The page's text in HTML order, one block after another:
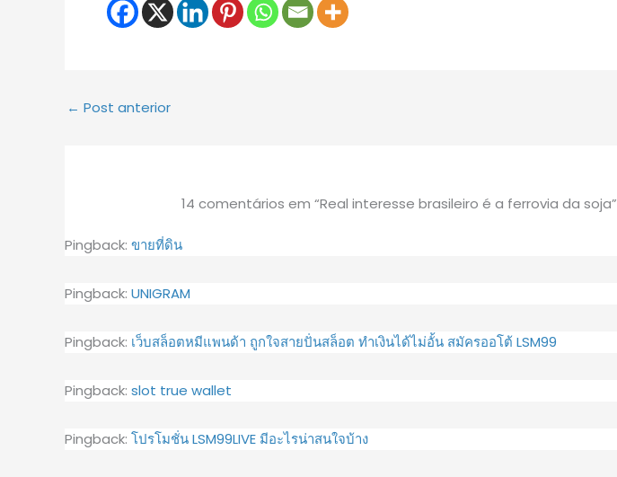
← Post anterior
14 comentários em “Real interesse brasileiro é a ferrovia da soja”
Pingback: ขายที่ดิน
Pingback: UNIGRAM
Pingback: เว็บสล็อตหมีแพนด้า ถูกใจสายปั่นสล็อต ทำเงินได้ไม่อั้น สมัครออโต้ LSM99
Pingback: slot true wallet
Pingback: โปรโมชั่น LSM99LIVE มีอะไรน่าสนใจบ้าง